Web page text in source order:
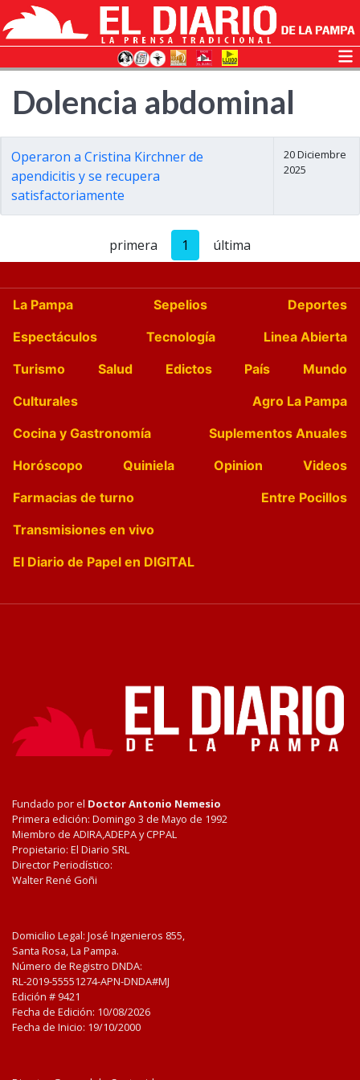
Dolencia abdominal
Operaron a Cristina Kirchner de
apendicitis y se recupera
satisfactoriamente
20 Diciembre
2025
primera 1 última
La Pampa Sepelios
Deportes
Espectáculos
Tecnología
Linea Abierta
Turismo
Salud Edictos País
Mundo
Culturales
Agro La Pampa
Cocina y Gastronomía
Suplementos Anuales
Horóscopo
Quiniela Opinion
Videos
Farmacias de turno
Entre Pocillos
Transmisiones en vivo
El Diario de Papel en DIGITAL
Fundado por el Doctor Antonio Nemesio
Primera edición: Domingo 3 de Mayo de 1992
Miembro de ADIRA,ADEPA y CPPAL
Propietario: El Diario SRL
Director Periodístico:
Walter René Goñi
Domicilio Legal: José Ingenieros 855,
Santa Rosa, La Pampa.
Número de Registro DNDA:
RL-2019-55551274-APN-DNDA#MJ
Edición # 9421
Fecha de Edición: 10/08/2026
Fecha de Inicio: 19/10/2000